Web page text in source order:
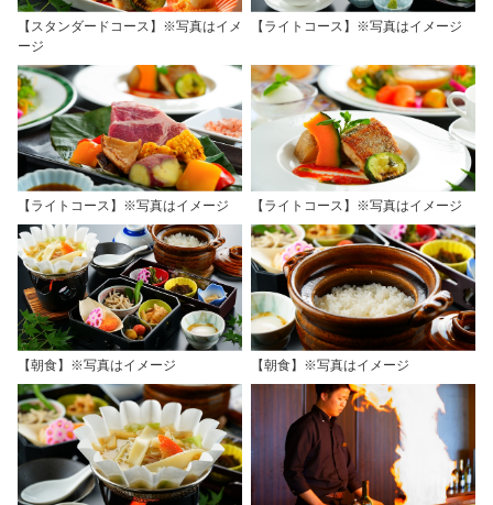
【スタンダードコース】※写真はイメ
ージ
【ライトコース】※写真はイメージ
【ライトコース】※写真はイメージ 【ライトコース】※写真はイメージ
【朝食】※写真はイメージ 【朝食】※写真はイメージ